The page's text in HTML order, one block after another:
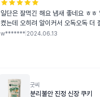
일단은 잘먹긴 해요 냄새 좋네요 ㅎㅎ 알이 작은건 후루룩 삼
켰는데 오히려 알이커서 오독오독 더
w******* 2024.06.13
굿씨
분리불안 진정 신장 쿠키